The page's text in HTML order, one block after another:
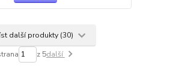
další produkty (30)
z 5další